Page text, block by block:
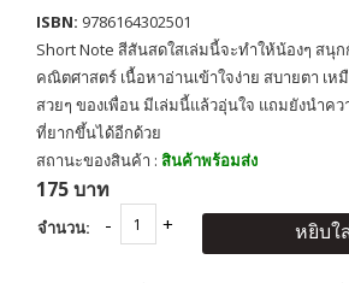
ISBN: 9786164302501
Short Note สีสันสดใสเล่มนี้จะทำให้น้องๆ สนุก
คณิตศาสตร์ เนื้อหาอ่านเข้าใจง่าย สบายตา เห
สวยๆ ของเพื่อน มีเล่มนี้แล้วอุ่นใจ แถมยังนำค
ที่ยากขึ้นได้อีกด้วย
สถานะของสินค้า : สินค้าพร้อมส่ง
175 บาท
จำนวน: หยิบใ